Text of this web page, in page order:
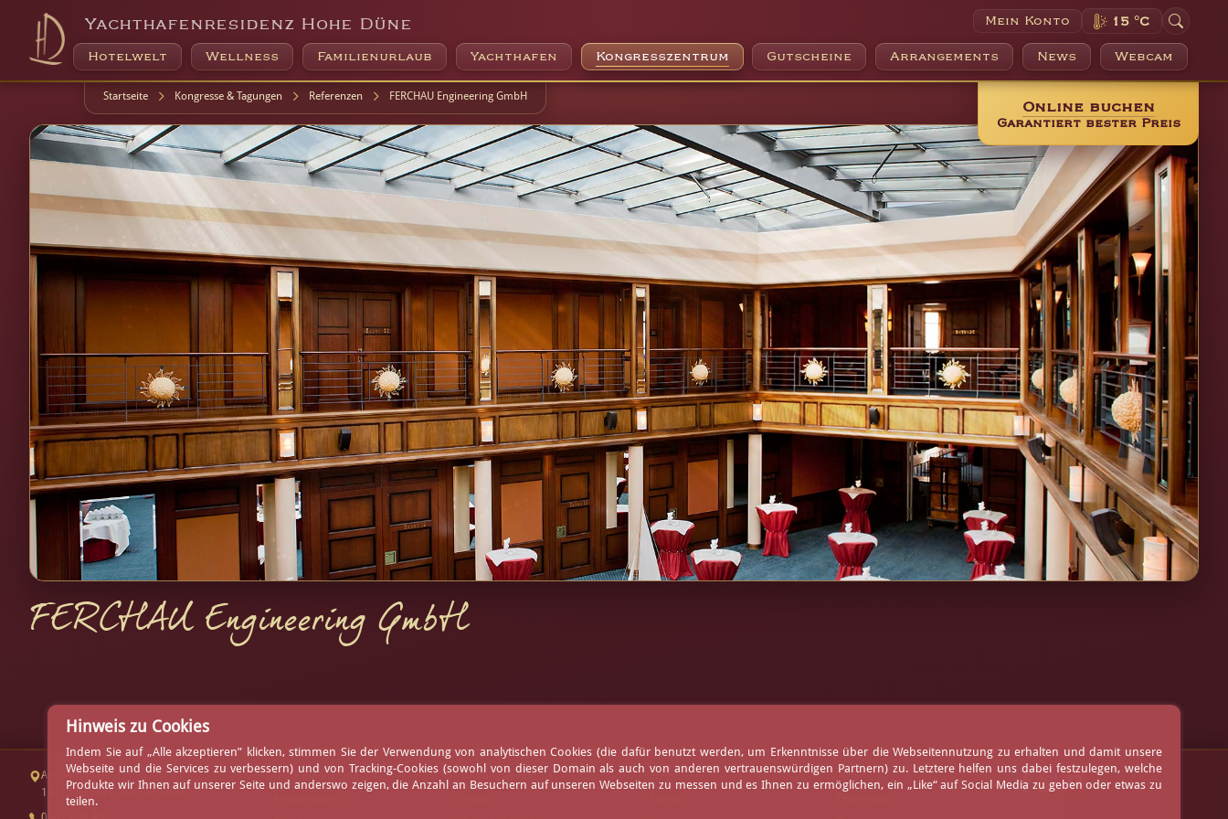
Yachthafenresidenz Hohe Düne
Hotelwelt Wellness Familienurlaub Yachthafen Kongresszentrum Gutscheine Arrangements News Webcam
Mein Konto 15 °C
Online buchen
Garantiert bester Preis
Startseite Kongresse & Tagungen Referenzen FERCHAU Engineering GmbH
FERCHAU Engineering GmbH
Am Yachthafen 1
18119 Rostock-Warnemünde
Tischreservierung
Öffnungszeiten
Presse
AGB
Hinweis zu Cookies
Indem Sie auf „Alle akzeptieren” klicken, stimmen Sie der Verwendung von analytischen Cookies (die dafür benutzt werden, um Erkenntnisse über die Webseitennutzung zu erhalten und damit unsere
Webseite und die Services zu verbessern) und von Tracking-Cookies (sowohl von dieser Domain als auch von anderen vertrauenswürdigen Partnern) zu. Letztere helfen uns dabei festzulegen, welche
Produkte wir Ihnen auf unserer Seite und anderswo zeigen, die Anzahl an Besuchern auf unseren Webseiten zu messen und es Ihnen zu ermöglichen, ein „Like“ auf Social Media zu geben oder etwas zu
teilen.